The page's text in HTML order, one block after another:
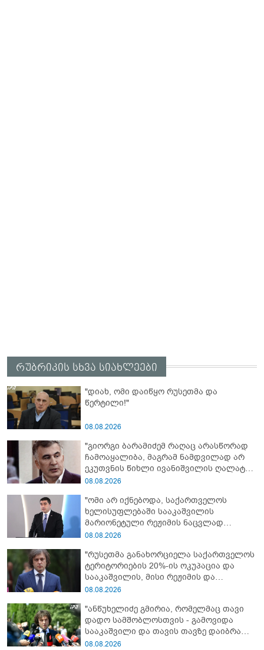
რუბრიკის სხვა სიახლეები
"დიახ, ომი დაიწყო რუსეთმა და
წერტილი!"
08.08.2026
"გიორგი ბარამიძემ რაღაც არასწორად
ჩამოაყალიბა, მაგრამ ნამდვილად არ
ეკუთვნის წიხლი ივანიშვილის ღალატზე
დაფუძნებული დიქტატურის
მსმენია ქართველების მიერ ტყვეების
დახვრეტაზე"
08.08.2026
"ომი არ იქნებოდა, საქართველოს
ხელისუფლებაში სააკაშვილის
მარიონეტული რეჟიმის ნაცვლად
„ქართული ოცნების“ მსგავსი
2008 წლის ომი თუ არ იქნებოდა, დიდი
ალბათობით, არც უკრაინის ომი
იქნებოდა"
08.08.2026
"რუსეთმა განახორციელა საქართველოს
ტერიტორიების 20%-ის ოკუპაცია და
სააკაშვილის, მისი რეჟიმის და
„ნაცმოძრაობის“ ღალატი ვერანაირად
დანაშაული ჩვენი სახელმწიფოს წინაშე"
08.08.2026
"ანწუხელიძე გმირია, რომელმაც თავი
დადო სამშობლოსთვის - გამოვიდა
სააკაშვილი და თავის თავზე დაიბრალა
ანწუხელიძის გმირობა, სამარცხვინო
08.08.2026